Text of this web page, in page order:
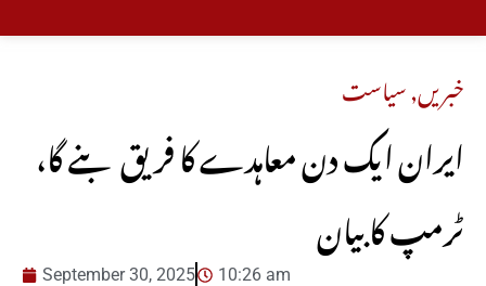
خبریں,سیاست
ایران ایک دن معاہدے کا فریق بنے گا،
ٹرمپ کا بیان
September 30, 2025 10:26 am